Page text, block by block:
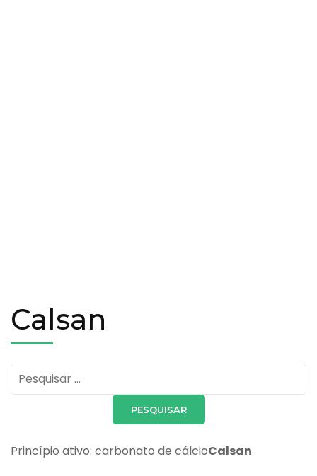
Calsan
Pesquisar
por:
Princípio ativo: carbonato de cálcioCalsan